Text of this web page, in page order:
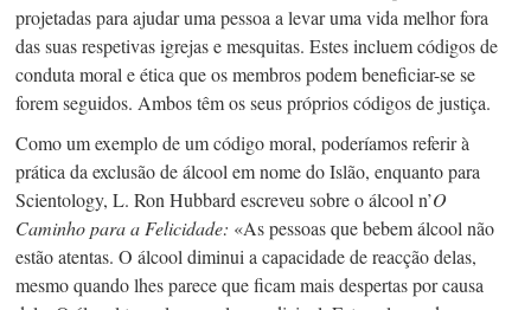
projetadas para ajudar uma pessoa a levar uma vida melhor fora
das suas respetivas igrejas e mesquitas. Estes incluem códigos de
conduta moral e ética que os membros podem beneficiar-se se
forem seguidos. Ambos têm os seus próprios códigos de justiça.
Como um exemplo de um código moral, poderíamos referir à
prática da exclusão de álcool em nome do Islão, enquanto para
Scientology, L. Ron Hubbard escreveu sobre o álcool n’O
Caminho para a Felicidade: «As pessoas que bebem álcool não
estão atentas. O álcool diminui a capacidade de reacção delas,
mesmo quando lhes parece que ficam mais despertas por causa